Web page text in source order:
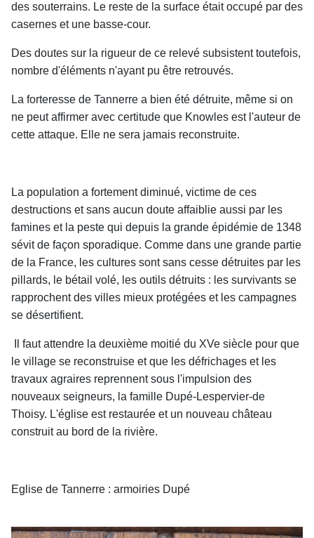
des souterrains. Le reste de la surface était occupé par des
casernes et une basse-cour.
Des doutes sur la rigueur de ce relevé subsistent toutefois,
nombre d'éléments n'ayant pu être retrouvés.
La forteresse de Tannerre a bien été détruite, même si on
ne peut affirmer avec certitude que Knowles est l'auteur de
cette attaque. Elle ne sera jamais reconstruite.
La population a fortement diminué, victime de ces
destructions et sans aucun doute affaiblie aussi par les
famines et la peste qui depuis la grande épidémie de 1348
sévit de façon sporadique. Comme dans une grande partie
de la France, les cultures sont sans cesse détruites par les
pillards, le bétail volé, les outils détruits : les survivants se
rapprochent des villes mieux protégées et les campagnes
se désertifient.
Il faut attendre la deuxième moitié du XVe siècle pour que
le village se reconstruise et que les défrichages et les
travaux agraires reprennent sous l'impulsion des
nouveaux seigneurs, la famille Dupé-Lespervier-de
Thoisy. L'église est restaurée et un nouveau château
construit au bord de la rivière.
Eglise de Tannerre : armoiries Dupé